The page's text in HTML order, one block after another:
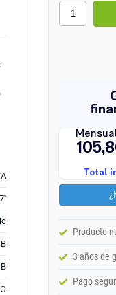
Producto
3 años de
Pago